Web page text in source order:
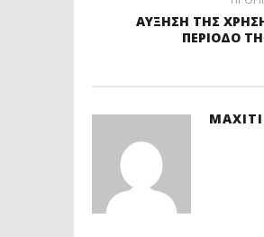
ΑΥΞΗΣΗ ΤΗΣ
ΠΕΡΙΟΔΟ